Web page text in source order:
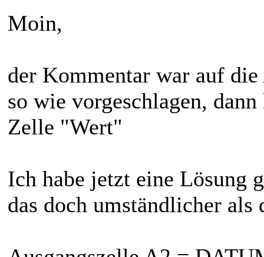
Moin,
der Kommentar war auf
so wie vorgeschlagen,
Zelle "Wert"
Ich habe jetzt eine Lösung
das doch umständlicher als